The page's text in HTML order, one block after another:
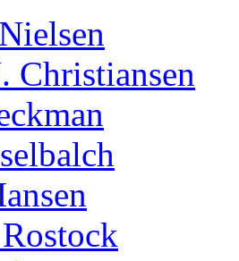
Christiansen